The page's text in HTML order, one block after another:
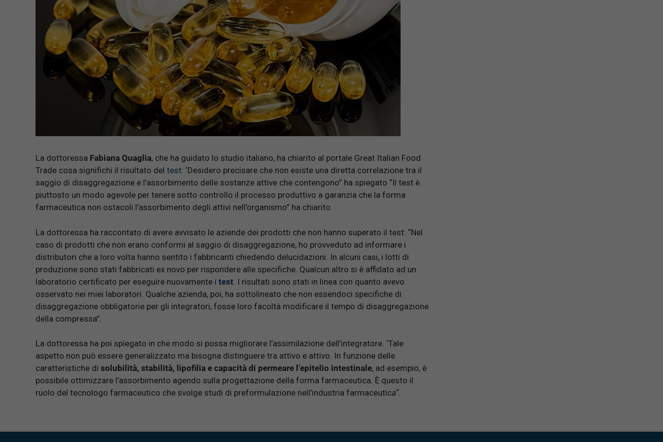
La dottoressa Fabiana Quaglia, che ha guidato lo studio italiano, ha chiarito al portale Great Italian Food
Trade cosa significhi il risultato del test: ‘Desidero precisare che non esiste una diretta correlazione tra il
saggio di disaggregazione e l’assorbimento delle sostanze attive che contengono” ha spiegato “Il test è
piuttosto un modo agevole per tenere sotto controllo il processo produttivo a garanzia che la forma
farmaceutica non ostacoli l’assorbimento degli attivi nell’organismo” ha chiarito.
La dottoressa ha raccontato di avere avvisato le aziende dei prodotti che non hanno superato il test: “Nel
caso di prodotti che non erano conformi al saggio di disaggregazione, ho provveduto ad informare i
distributori che a loro volta hanno sentito i fabbricanti chiedendo delucidazioni. In alcuni casi, i lotti di
produzione sono stati fabbricati ex novo per rispondere alle specifiche. Qualcun altro si è affidato ad un
laboratorio certificato per eseguire nuovamente i test . I risultati sono stati in linea con quanto avevo
osservato nei miei laboratori. Qualche azienda, poi, ha sottolineato che non essendoci specifiche di
disaggregazione obbligatorie per gli integratori, fosse loro facoltà modificare il tempo di disaggregazione
della compressa”.
La dottoressa ha poi spiegato in che modo si possa migliorare l’assimilazione dell’integratore. ‘Tale
aspetto non può essere generalizzato ma bisogna distinguere tra attivo e attivo. In funzione delle
caratteristiche di solubilità, stabilità, lipofilia e capacità di permeare l’epitelio intestinale, ad esempio, è
possibile ottimizzare l’assorbimento agendo sulla progettazione della forma farmaceutica. È questo il
ruolo del tecnologo farmaceutico che svolge studi di preformulazione nell’industria farmaceutica”.